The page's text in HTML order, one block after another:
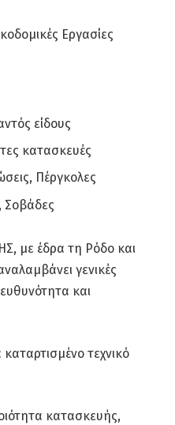
Εργασίες
είδους
κατασκευές
Πέργκολες
Σοβάδες
με έδρα τη Ρόδο και
γενικές
και
καταρτισμένο τεχνικό
κατασκευής,